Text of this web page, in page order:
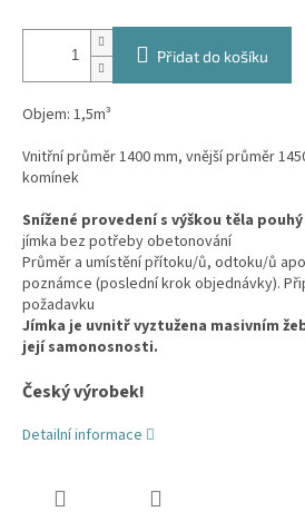
Přidat do košíku
Objem: 1,5m³
Vnitřní průměr 1400 mm, vnější průměr
komínek
Snížené provedení s výškou těla pouhý
jímka bez potřeby obetonování
Průměr a umístění přítoku/ů, odtoku/ů
poznámce (poslední krok objednávky).
požadavku
Jímka je uvnitř vyztužena masivním
její samonosnosti.
Český výrobek!
Detailní informace